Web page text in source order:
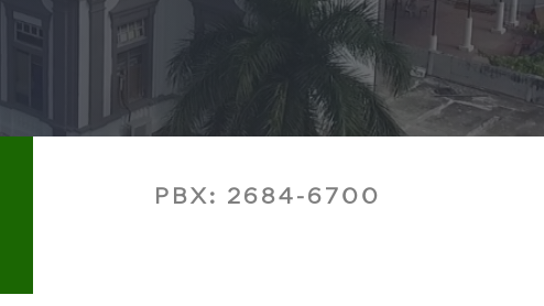
PBX: 2684-6700